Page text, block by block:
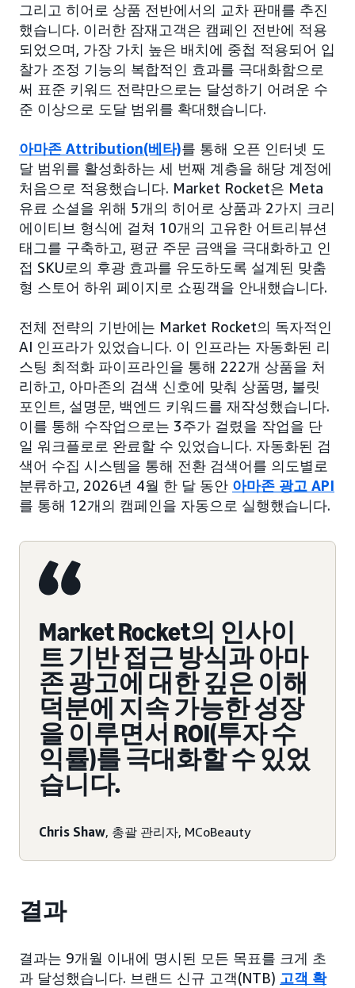
그리고 히어로 상품 전반에서의 교차 판매를 추진
했습니다. 이러한 잠재고객은 캠페인 전반에 적용
되었으며, 가장 가치 높은 배치에 중첩 적용되어 입
찰가 조정 기능의 복합적인 효과를 극대화함으로
써 표준 키워드 전략만으로는 달성하기 어려운 수
준 이상으로 도달 범위를 확대했습니다.
아마존 Attribution(베타)를 통해 오픈 인터넷 도
달 범위를 활성화하는 세 번째 계층을 해당 계정에
처음으로 적용했습니다. Market Rocket은 Meta
유료 소셜을 위해 5개의 히어로 상품과 2가지 크리
에이티브 형식에 걸쳐 10개의 고유한 어트리뷰션
태그를 구축하고, 평균 주문 금액을 극대화하고 인
접 SKU로의 후광 효과를 유도하도록 설계된 맞춤
형 스토어 하위 페이지로 쇼핑객을 안내했습니다.
전체 전략의 기반에는 Market Rocket의 독자적인
AI 인프라가 있었습니다. 이 인프라는 자동화된 리
스팅 최적화 파이프라인을 통해 222개 상품을 처
리하고, 아마존의 검색 신호에 맞춰 상품명, 불릿
포인트, 설명문, 백엔드 키워드를 재작성했습니다.
이를 통해 수작업으로는 3주가 걸렸을 작업을 단
일 워크플로로 완료할 수 있었습니다. 자동화된 검
색어 수집 시스템을 통해 전환 검색어를 의도별로
분류하고, 2026년 4월 한 달 동안 아마존 광고 API
를 통해 12개의 캠페인을 자동으로 실행했습니다.
Market Rocket의 인사이
트 기반 접근 방식과 아마
존 광고에 대한 깊은 이해
덕분에 지속 가능한 성장
을 이루면서 ROI(투자 수
익률)를 극대화할 수 있었
습니다.
Chris Shaw, 총괄 관리자, MCoBeauty
결과
결과는 9개월 이내에 명시된 모든 목표를 크게 초
과 달성했습니다. 브랜드 신규 고객(NTB) 고객 확